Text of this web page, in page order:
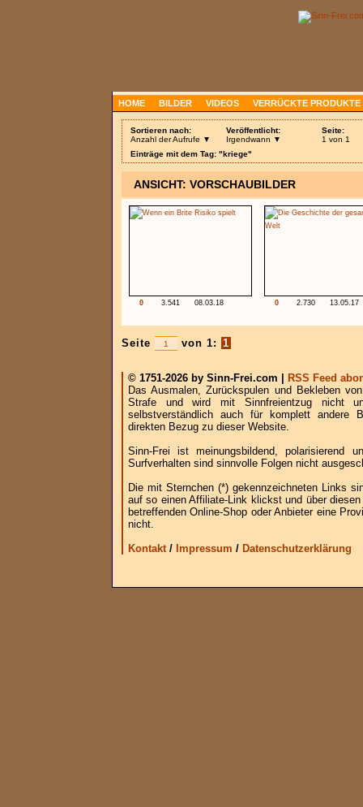
HOME BILDER VIDEOS VERRÜCKTE PRODUKTE
Sortieren nach:
Anzahl der Aufrufe ▼
Veröffentlicht:
Irgendwann ▼
Seite:
1 von 1
Einträge mit dem Tag: "kriege"
ANSICHT: VORSCHAUBILDER
0 3.541 08.03.18 0 2.730 13.05.17
Seite von 1: 1
© 1751-2026 by Sinn-Frei.com |
RSS Feed
Das Ausmalen, Zurückspulen und Bekleben
Strafe und wird mit Sinnfreientzug nicht
selbstverständlich auch für komplett andere
direkten Bezug zu dieser Website.
Sinn-Frei ist meinungsbildend, polarisierend
Surfverhalten sind sinnvolle Folgen nicht
Die mit Sternchen (*) gekennzeichneten Links
auf so einen Affiliate-Link klickst und über
betreffenden Online-Shop oder Anbieter eine
nicht.
Kontakt/ Impressum / Datenschutzerklärung